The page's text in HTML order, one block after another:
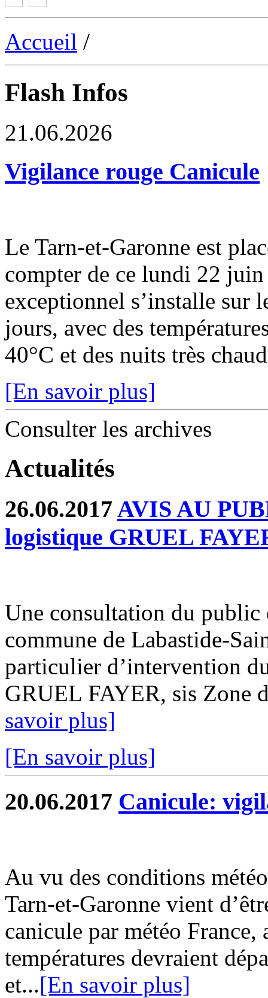
Accueil /
Flash Infos
21.06.2026
Vigilance rouge Canicule
Le Tarn-et-Garonne est
compter de ce lundi 22
exceptionnel s’installe sur
jours, avec des
40°C et des nuits très
[En savoir plus]
Consulter les archives
Actualités
26.06.2017 AVIS AU
logistique GRUEL
Une consultation du public
commune de Labastide-
particulier d’intervention
GRUEL FAYER, sis Zone
savoir plus]
[En savoir plus]
20.06.2017 Canicule:
Au vu des conditions
Tarn-et-Garonne vient
canicule par météo
températures devraient
et...[En savoir plus]